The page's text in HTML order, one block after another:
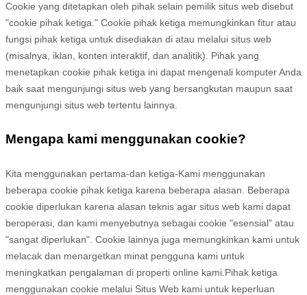
Cookie yang ditetapkan oleh pihak selain pemilik situs web disebut
"cookie pihak ketiga." Cookie pihak ketiga memungkinkan fitur atau
fungsi pihak ketiga untuk disediakan di atau melalui situs web
(misalnya, iklan, konten interaktif, dan analitik). Pihak yang
menetapkan cookie pihak ketiga ini dapat mengenali komputer Anda
baik saat mengunjungi situs web yang bersangkutan maupun saat
mengunjungi situs web tertentu lainnya.
Mengapa kami menggunakan cookie?
Kita menggunakan pertama-dan ketiga-Kami menggunakan
beberapa cookie pihak ketiga karena beberapa alasan. Beberapa
cookie diperlukan karena alasan teknis agar situs web kami dapat
beroperasi, dan kami menyebutnya sebagai cookie "esensial" atau
"sangat diperlukan". Cookie lainnya juga memungkinkan kami untuk
melacak dan menargetkan minat pengguna kami untuk
meningkatkan pengalaman di properti online kami. Pihak ketiga
menggunakan cookie melalui Situs Web kami untuk keperluan